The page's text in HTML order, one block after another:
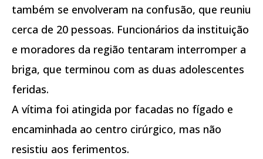
também se envolveram na confusão, que reuniu
cerca de 20 pessoas. Funcionários da instituição
e moradores da região tentaram interromper a
briga, que terminou com as duas adolescentes
feridas.
A vítima foi atingida por facadas no fígado e
encaminhada ao centro cirúrgico, mas não
resistiu aos ferimentos.